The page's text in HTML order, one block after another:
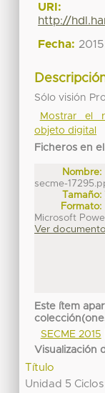
URI:
http://
Fecha: 2015
Sólo visión
Mostrar el
objeto digital
Ficheros en
Nombre:
secme-
Tamaño:
Formato:
Microsoft
Ver documento
Este ítem
SECME 2015
Visualización
Título
Unidad 5